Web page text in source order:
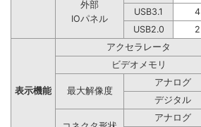
外部
IOパネル
USB3.1
4
USB2.0
2
表示機能
アクセラレータ
ビデオメモリ
最大解像度
アナログ
デジタル
アナログ